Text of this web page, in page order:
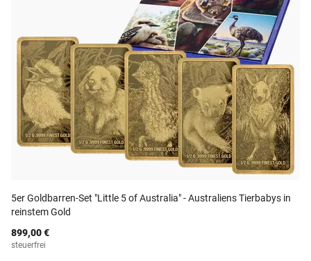
5er Goldbarren-Set "Little 5 of Australia" - Australiens Tierbabys in
reinstem Gold
899,00 €
steuerfrei